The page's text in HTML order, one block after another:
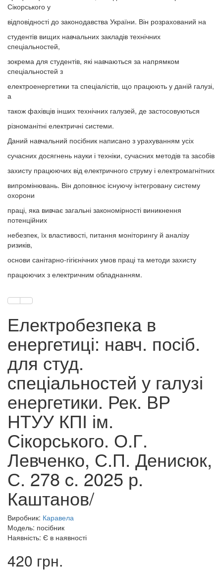
Сікорського у
відповідності до законодавства України. Він розрахований на
студентів вищих навчальних закладів технічних
спеціальностей,
зокрема для студентів, які навчаються за напрямком
спеціальностей з
електроенергетики та спеціалістів, що працюють у даній галузі,
а
також фахівців інших технічних галузей, де застосовуються
різноманітні електричні системи.
Даний навчальний посібник написано з урахуванням усіх
сучасних досягнень науки і техніки, сучасних методів та засобів
захисту працюючих від електричного струму і електромагнітних
випромінювань. Він доповнює існуючу інтегровану систему
охорони
праці, яка вивчає загальні закономірності виникнення
потенційних
небезпек, їх властивості, питання моніторингу й аналізу
ризиків,
основи санітарно-гігієнічних умов праці та методи захисту
працюючих з електричним обладнанням.
Електробезпека в
енергетиці: навч. посіб.
для студ.
спеціальностей у галузі
енергетики. Рек. ВР
НТУУ КПІ ім.
Сікорського. О.Г.
Левченко, С.П. Денисюк,
С. 278 c. 2025 р.
Каштанов/
Виробник: Каравела
Модель: посібник
Наявність: Є в наявності
420 грн.